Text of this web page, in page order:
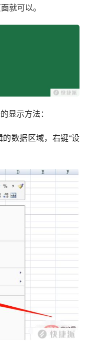
就可以。
显示方法：
数据区域，右键“设